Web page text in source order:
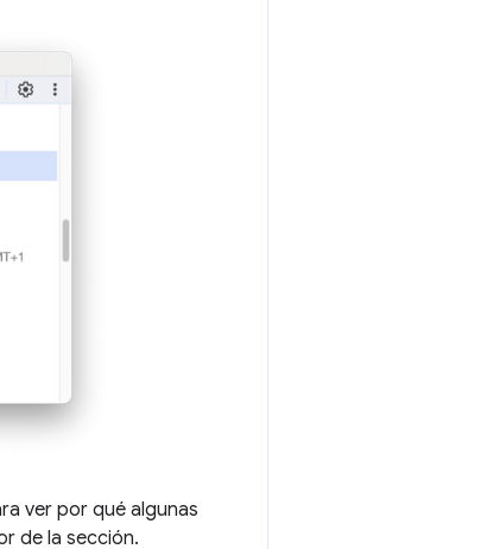
ver por qué algunas
de la sección.